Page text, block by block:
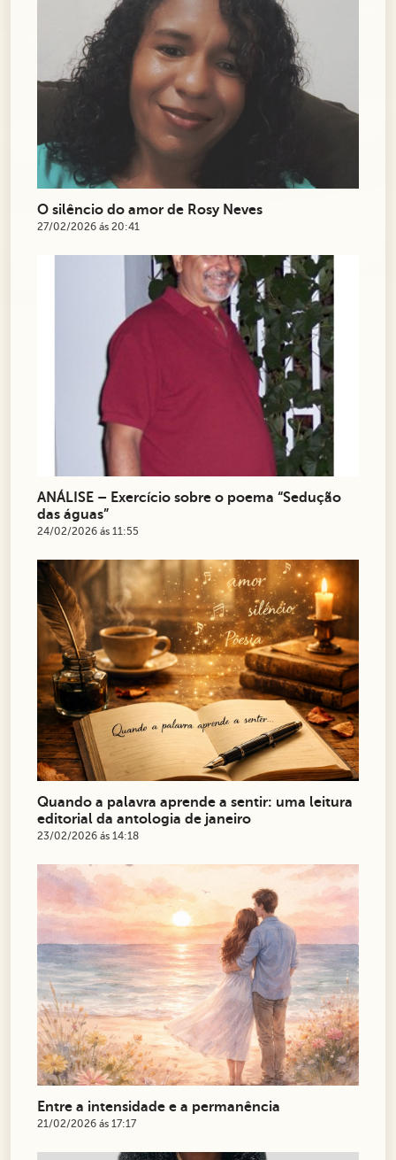
O silêncio do amor de Rosy Neves
27/02/2026 ás 20:41
ANÁLISE – Exercício sobre o poema “Sedução
das águas”
24/02/2026 ás 11:55
Quando a palavra aprende a sentir: uma leitura
editorial da antologia de janeiro
23/02/2026 ás 14:18
Entre a intensidade e a permanência
21/02/2026 ás 17:17